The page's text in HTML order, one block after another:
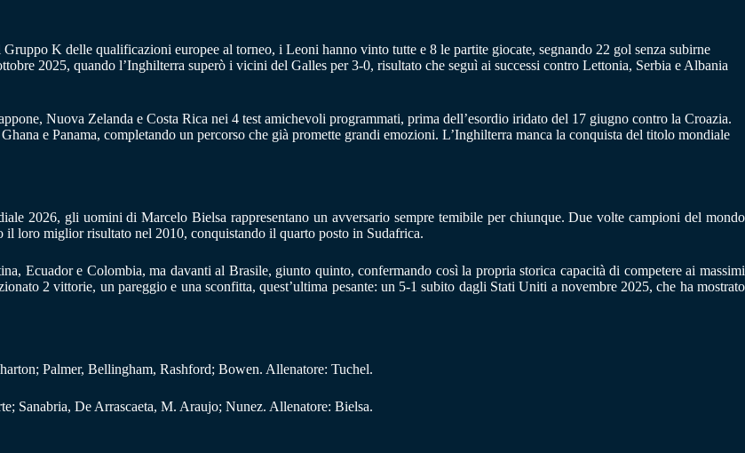
K delle qualificazioni europee al torneo, i Leoni hanno vinto tutte e 8 le partite giocate, segnando 22 gol senza subirne
2025, quando l’Inghilterra superò i vicini del Galles per 3-0, risultato che seguì ai successi contro Lettonia, Serbia e Albania
Nuova Zelanda e Costa Rica nei 4 test amichevoli programmati, prima dell’esordio iridato del 17 giugno contro la Croazia.
e Panama, completando un percorso che già promette grandi emozioni. L’Inghilterra manca la conquista del titolo mondiale
2026, gli uomini di Marcelo Bielsa rappresentano un avversario sempre temibile per chiunque. Due volte campioni del mondo
loro miglior risultato nel 2010, conquistando il quarto posto in Sudafrica.
Ecuador e Colombia, ma davanti al Brasile, giunto quinto, confermando così la propria storica capacità di competere ai massimi
2 vittorie, un pareggio e una sconfitta, quest’ultima pesante: un 5-1 subito dagli Stati Uniti a novembre 2025, che ha mostrato
Palmer, Bellingham, Rashford; Bowen. Allenatore: Tuchel.
Sanabria, De Arrascaeta, M. Araujo; Nunez. Allenatore: Bielsa.